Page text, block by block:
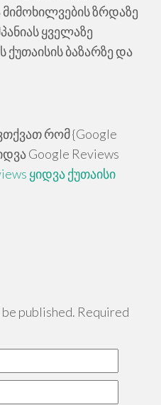
ზრდაზე
ყველაზე
ბაზარზე და
რომ {Google
Google Reviews
ყიდვა ქუთაისი
published. Required